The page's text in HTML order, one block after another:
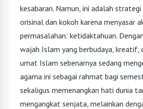
kesabaran. Namun, ini adalah strategi
orisinal dan kokoh karena menyasar
permasalahan: ketidaktahuan.
wajah Islam yang berbudaya, kreatif,
umat Islam sebenarnya sedang
agama ini sebagai rahmat bagi
sekaligus memenangkan hati dunia
mengangkat senjata, melainkan